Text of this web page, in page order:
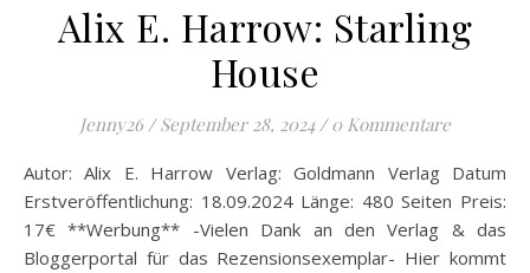
Alix E. Harrow: Starling
House
Jenny26 / September 28, 2024 / 0 Kommentare
Autor: Alix E. Harrow Verlag: Goldmann Verlag Datum
Erstveröffentlichung: 18.09.2024 Länge: 480 Seiten Preis:
17€ **Werbung** -Vielen Dank an den Verlag & das
Bloggerportal für das Rezensionsexemplar- Hier kommt